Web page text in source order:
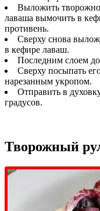
Выложить
лаваша вымочить в
противень.
Сверху снова
в кефире лаваш.
Последним слоем
Сверху посыпать
нарезанным укропом.
Отправить в
градусов.
Творожный